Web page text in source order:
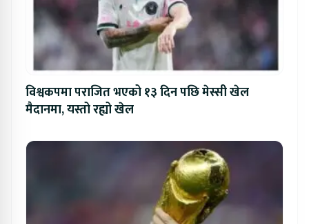
विश्वकपमा पराजित भएको १३ दिन पछि मेस्सी खेल
मैदानमा, यस्तो रह्यो खेल